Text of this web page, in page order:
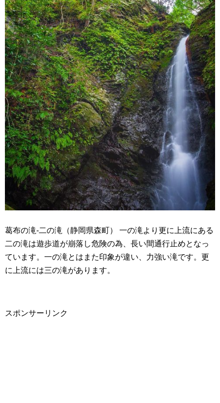
葛布の滝-二の滝（静岡県森町） 一の滝より更に上流にある
二の滝は遊歩道が崩落し危険の為、長い間通行止めとなっ
ています。一の滝とはまた印象が違い、力強い滝です。更
に上流には三の滝があります。
スポンサーリンク